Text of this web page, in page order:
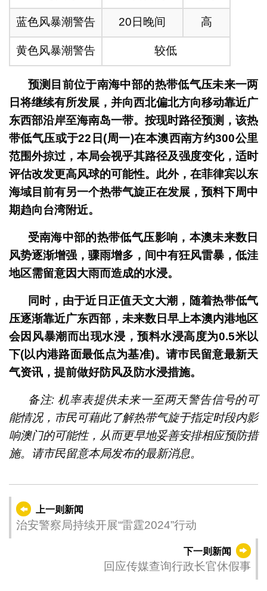
蓝色风暴潮警告 20日晚间 高
黄色风暴潮警告 较低
预测目前位于南海中部的热带低气压未来一两
日将继续有所发展，并向西北偏北方向移动靠近广
东西部沿岸至海南岛一带。按现时路径预测，该热
带低气压或于22日(周一)在本澳西南方约300公里
范围外掠过，本局会视乎其路径及强度变化，适时
评估改发更高风球的可能性。此外，在菲律宾以东
海域目前有另一个热带气旋正在发展，预料下周中
期趋向台湾附近。
受南海中部的热带低气压影响，本澳未来数日
风势逐渐增强，骤雨增多，间中有狂风雷暴，低洼
地区需留意因大雨而造成的水浸。
同时，由于近日正值天文大潮，随着热带低气
压逐渐靠近广东西部，未来数日早上本澳内港地区
会因风暴潮而出现水浸，预料水浸高度为0.5米以
下(以内港路面最低点为基准)。请巿民留意最新天
气资讯，提前做好防风及防水浸措施。
备注: 机率表提供未来一至两天警告信号的可
能情况，市民可藉此了解热带气旋于指定时段内影
响澳门的可能性，从而更早地妥善安排相应预防措
施。请市民留意本局发布的最新消息。
上一则新闻
治安警察局持续开展“雷霆2024”行动
下一则新闻
回应传媒查询行政长官休假事